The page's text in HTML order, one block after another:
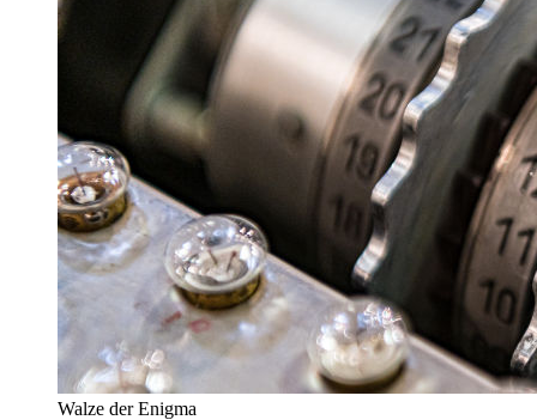
Walze der Enigma